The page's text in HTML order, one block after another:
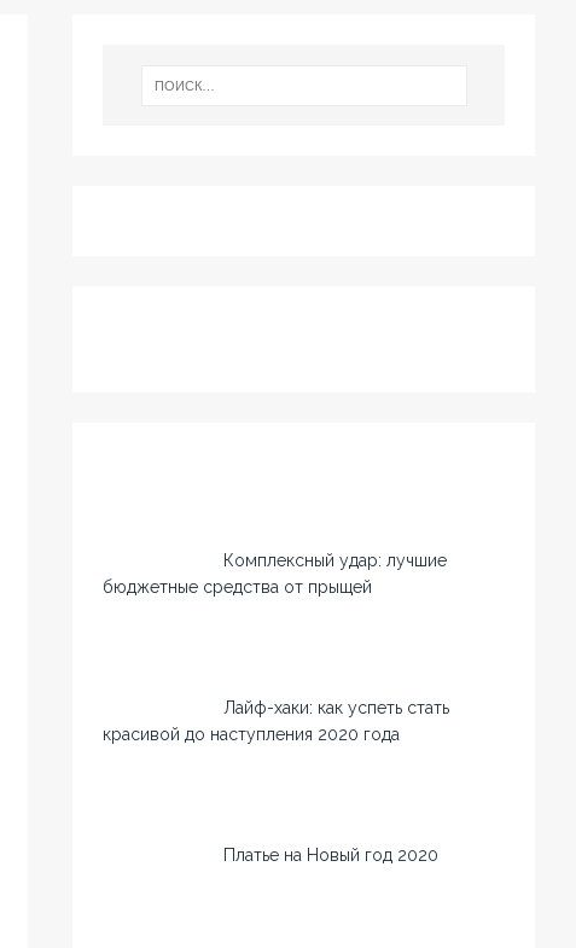
Комплексный удар: лучшие
бюджетные средства от прыщей
Лайф-хаки: как успеть стать
красивой до наступления 2020 года
Платье на Новый год 2020